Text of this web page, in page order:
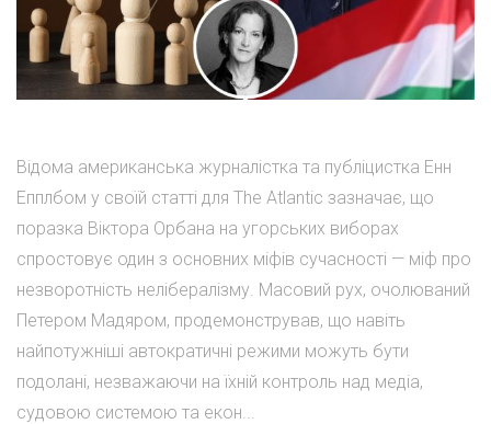
Відома американська журналістка та публіцистка Енн
Епплбом у своїй статті для The Atlantic зазначає, що
поразка Віктора Орбана на угорських виборах
спростовує один з основних міфів сучасності — міф про
незворотність нелібералізму. Масовий рух, очолюваний
Петером Мадяром, продемонстрував, що навіть
найпотужніші автократичні режими можуть бути
подолані, незважаючи на їхній контроль над медіа,
судовою системою та екон...